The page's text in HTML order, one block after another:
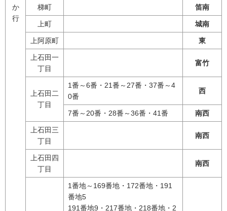
か
行
梯町 笛南
上町 城南
上阿原町 東
上石田一
丁目
富竹
上石田二
丁目
1番～6番・21番～27番・37番～4
0番
西
7番～20番・28番～36番・41番 南西
上石田三
丁目
南西
上石田四
丁目
南西
1番地～169番地・172番地・191
番地5
191番地9・217番地・218番地・2